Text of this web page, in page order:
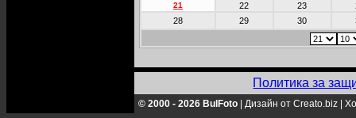
21 22 23
28
29 30
Политика за
© 2000 - 2026 BulFoto Дизайн от Creato.biz